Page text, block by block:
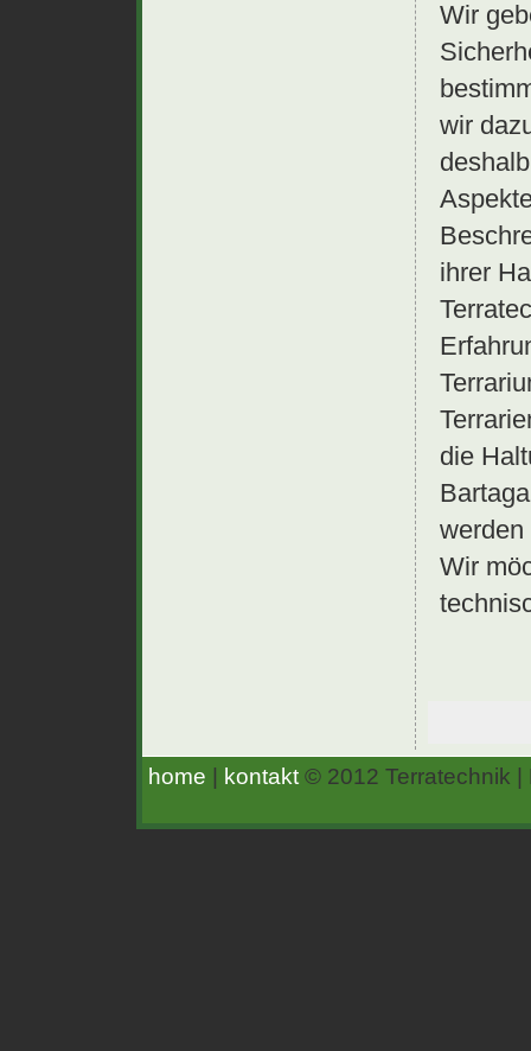
Wir
wir
ihrer
die
werden
Wir
home | kontakt © 2012 Terratechnik